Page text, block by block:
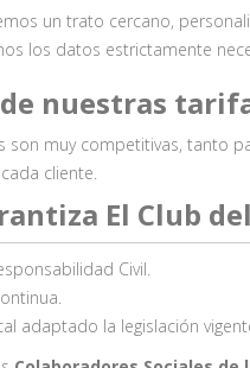
un trato cercano,
los datos estrictamente
de nuestras
son muy competitivas, tanto
cliente.
El Club
Civil.
adaptado la legislación